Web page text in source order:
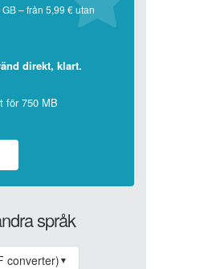
– från 5,99 € utan
direkt, klart.
för 750 MB
språk
converter) ▼